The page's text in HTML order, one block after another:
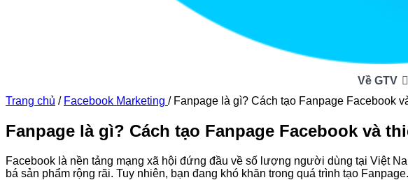
Về GTV
Trang chủ / Facebook Marketing / Fanpage là gì? Cách tạo Fanpage Facebook
Fanpage là gì? Cách tạo Fanpage Facebook và
Facebook là nền tảng mạng xã hội đứng đầu về số lượng người dùng tại Việt
bá sản phẩm rộng rãi. Tuy nhiên, bạn đang khó khăn trong quá trình tạo Fanpage.